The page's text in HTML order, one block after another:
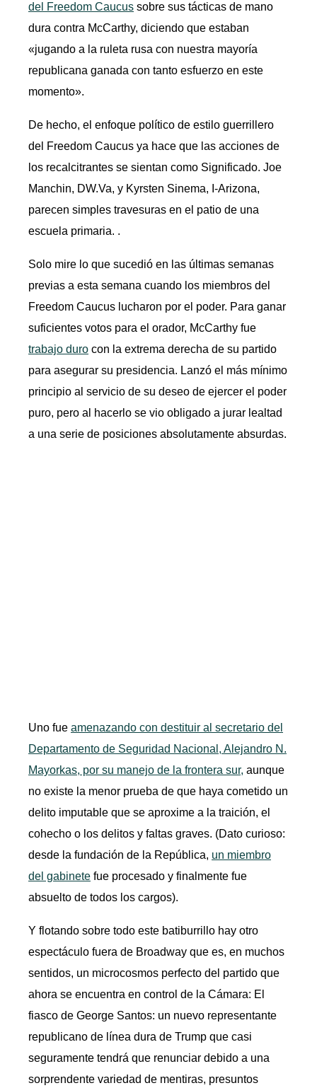
del Freedom Caucus sobre sus tácticas de mano
dura contra McCarthy, diciendo que estaban
«jugando a la ruleta rusa con nuestra mayoría
republicana ganada con tanto esfuerzo en este
momento».
De hecho, el enfoque político de estilo guerrillero
del Freedom Caucus ya hace que las acciones de
los recalcitrantes se sientan como Significado. Joe
Manchin, DW.Va, y Kyrsten Sinema, I-Arizona,
parecen simples travesuras en el patio de una
escuela primaria. .
Solo mire lo que sucedió en las últimas semanas
previas a esta semana cuando los miembros del
Freedom Caucus lucharon por el poder. Para ganar
suficientes votos para el orador, McCarthy fue
trabajo duro con la extrema derecha de su partido
para asegurar su presidencia. Lanzó el más mínimo
principio al servicio de su deseo de ejercer el poder
puro, pero al hacerlo se vio obligado a jurar lealtad
a una serie de posiciones absolutamente absurdas.
Uno fue amenazando con destituir al secretario del
Departamento de Seguridad Nacional, Alejandro N.
Mayorkas, por su manejo de la frontera sur, aunque
no existe la menor prueba de que haya cometido un
delito imputable que se aproxime a la traición, el
cohecho o los delitos y faltas graves. (Dato curioso:
desde la fundación de la República, un miembro
del gabinete fue procesado y finalmente fue
absuelto de todos los cargos).
Y flotando sobre todo este batiburrillo hay otro
espectáculo fuera de Broadway que es, en muchos
sentidos, un microcosmos perfecto del partido que
ahora se encuentra en control de la Cámara: El
fiasco de George Santos: un nuevo representante
republicano de línea dura de Trump que casi
seguramente tendrá que renunciar debido a una
sorprendente variedad de mentiras, presuntos